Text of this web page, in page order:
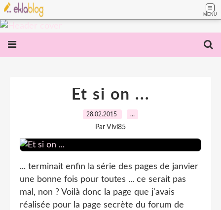
MENU
Et si on ...
28.02.2015 …
Par Vivi85
... terminait enfin la série des pages de janvier
une bonne fois pour toutes ... ce serait pas
mal, non ? Voilà donc la page que j'avais
réalisée pour la page secrète du forum de